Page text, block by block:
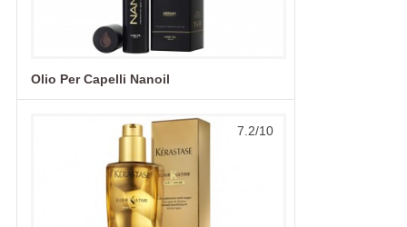
Olio Per Capelli Nanoil
7.2/10